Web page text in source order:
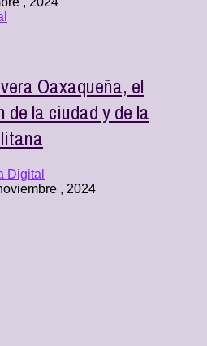
Oaxaqueña, el
de la ciudad y de la
Digital
, 2024